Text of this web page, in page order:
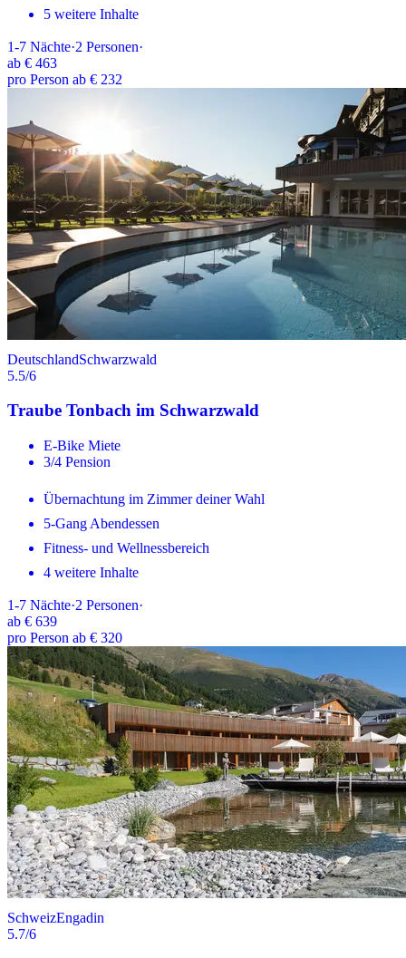
5 weitere Inhalte
1-7 Nächte·2 Personen·
ab € 463
pro Person ab € 232
DeutschlandSchwarzwald
5.5/6
Traube Tonbach im Schwarzwald
E-Bike Miete
3/4 Pension
Übernachtung im Zimmer deiner Wahl
5-Gang Abendessen
Fitness- und Wellnessbereich
4 weitere Inhalte
1-7 Nächte·2 Personen·
ab € 639
pro Person ab € 320
SchweizEngadin
5.7/6